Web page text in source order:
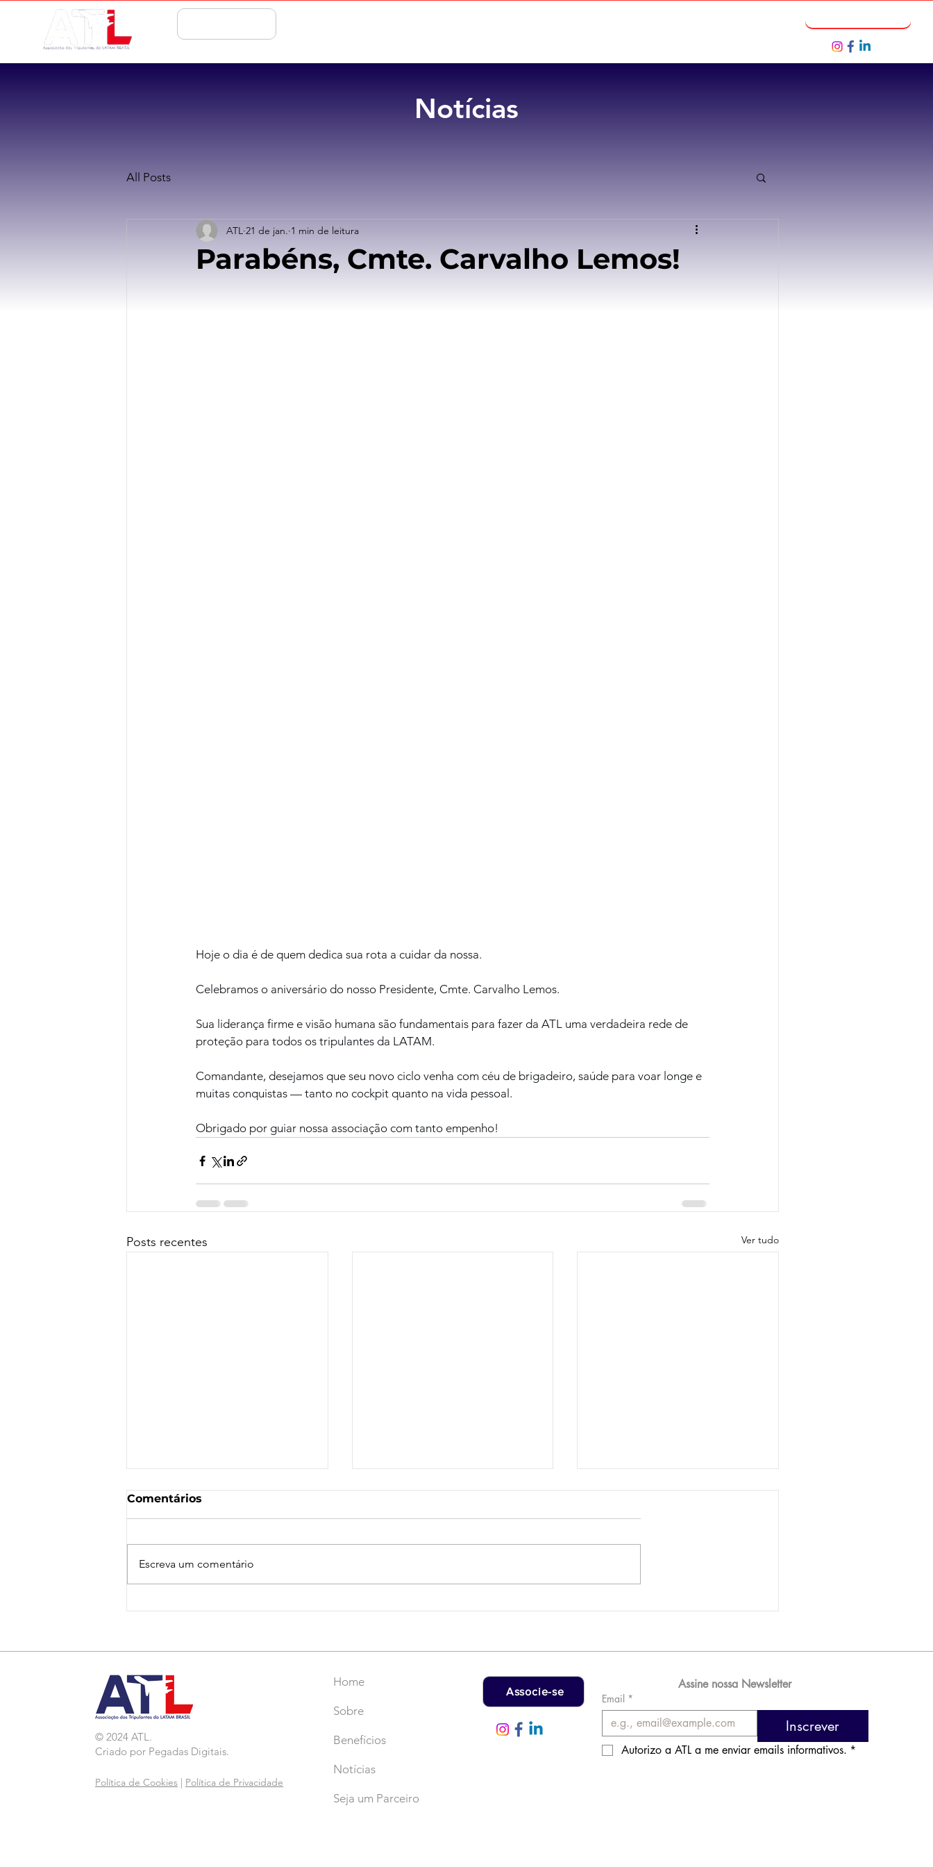
Notícias
All Posts
Parabéns, Cmte. Carvalho Lemos!
ATL 21 de jan. 1 min de leitura
Hoje o dia é de quem dedica sua rota a cuidar da nossa.
Celebramos o aniversário do nosso Presidente, Cmte. Carvalho Lemos.
Sua liderança firme e visão humana são fundamentais para fazer da ATL uma verdadeira rede de
proteção para todos os tripulantes da LATAM.
Comandante, desejamos que seu novo ciclo venha com céu de brigadeiro, saúde para voar longe e
muitas conquistas — tanto no cockpit quanto na vida pessoal.
Obrigado por guiar nossa associação com tanto empenho!
Posts recentes Ver tudo
Comentários
Escreva um comentário
© 2024 ATL.
Criado por Pegadas Digitais.
Política de Cookies Política de Privacidade
Home
Sobre
Benefícios
Notícias
Seja um Parceiro
Associe-se
Assine nossa Newsletter
Email *
Inscrever
Autorizo a ATL a me enviar emails informativos. *